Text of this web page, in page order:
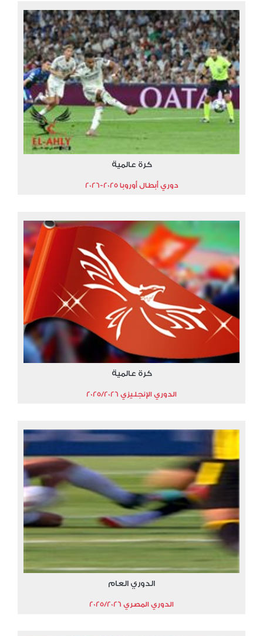
كرة عالمية
دوري أبطال أوروبا 2025-2026
كرة عالمية
الدوري الإنجليزي 2025/2026
الدوري العام
الدوري المصري 2025/2026